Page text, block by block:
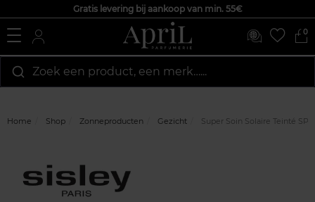
Gratis levering bij aankoop van min. 55€
0
Zoek een product, een merk…...
Home Shop Zonneproducten Gezicht Super Soin Solaire Teinté